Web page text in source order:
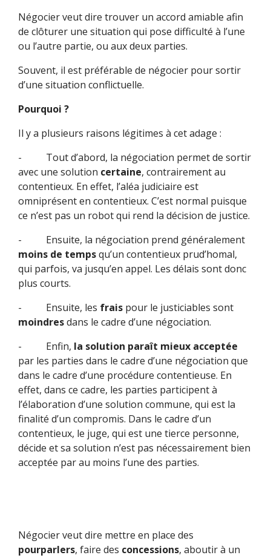
Négocier veut dire trouver un accord amiable afin
de clôturer une situation qui pose difficulté à l’une
ou l’autre partie, ou aux deux parties.
Souvent, il est préférable de négocier pour sortir
d’une situation conflictuelle.
Pourquoi ?
Il y a plusieurs raisons légitimes à cet adage :
- Tout d’abord, la négociation permet de sortir
avec une solution certaine, contrairement au
contentieux. En effet, l’aléa judiciaire est
omniprésent en contentieux. C’est normal puisque
ce n’est pas un robot qui rend la décision de justice.
- Ensuite, la négociation prend généralement
moins de tempsqu’un contentieux prud’homal,
qui parfois, va jusqu’en appel. Les délais sont donc
plus courts.
- Ensuite, les fraispour le justiciables sont
moindresdans le cadre d’une négociation.
- Enfin, la solution paraît mieux acceptée
par les parties dans le cadre d’une négociation que
dans le cadre d’une procédure contentieuse. En
effet, dans ce cadre, les parties participent à
l’élaboration d’une solution commune, qui est la
finalité d’un compromis. Dans le cadre d’un
contentieux, le juge, qui est une tierce personne,
décide et sa solution n’est pas nécessairement bien
acceptée par au moins l’une des parties.
Négocier veut dire mettre en place des
pourparlers, faire des concessions, aboutir à un